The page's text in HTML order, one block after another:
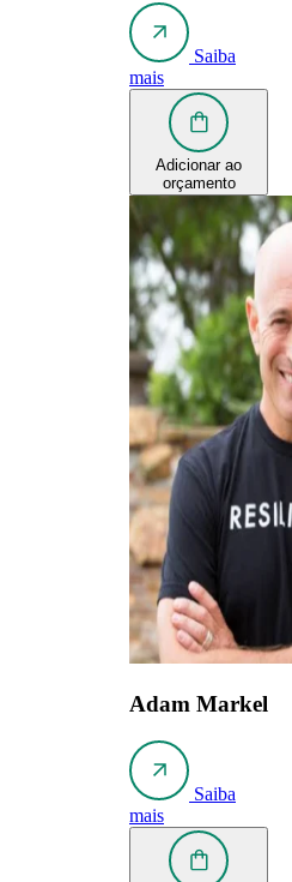
Saiba
mais
Adicionar ao
orçamento
Adam Markel
Saiba
mais